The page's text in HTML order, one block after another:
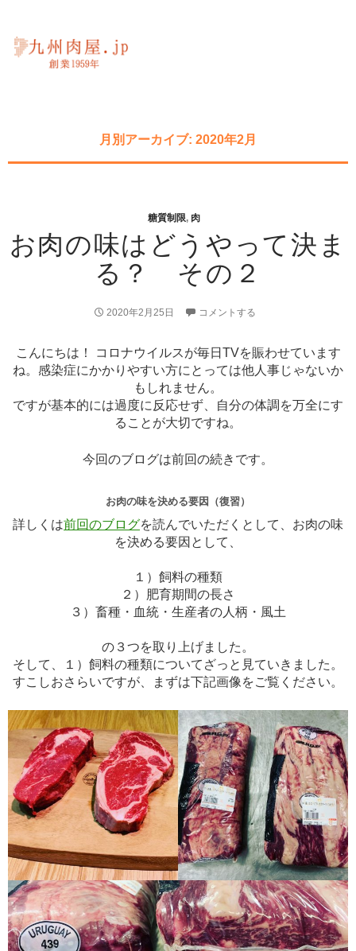
月別アーカイブ: 2020年2月
糖質制限, 肉
お肉の味はどうやって決ま
る？ その２
2020年2月25日 コメントする
こんにちは！ コロナウイルスが毎日TVを賑わせています
ね。感染症にかかりやすい方にとっては他人事じゃないか
もしれません。
ですが基本的には過度に反応せず、自分の体調を万全にす
ることが大切ですね。
今回のブログは前回の続きです。
お肉の味を決める要因（復習）
詳しくは前回のブログを読んでいただくとして、お肉の味
を決める要因として、
１）飼料の種類
２）肥育期間の長さ
３）畜種・血統・生産者の人柄・風土
の３つを取り上げました。
そして、１）飼料の種類についてざっと見ていきました。
すこしおさらいですが、まずは下記画像をご覧ください。